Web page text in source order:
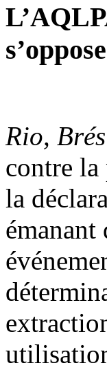
Rio,
contre
la
émanant